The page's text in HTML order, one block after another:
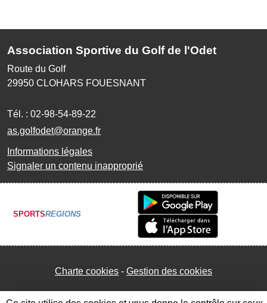
Association Sportive du Golf de l'Odet
Route du Golf
29950 CLOHARS FOUESNANT
Tél. : 02-98-54-89-22
as.golfodet@orange.fr
Informations légales
Signaler un contenu inapproprié
SPORTSREGIONS
Charte cookies Gestion des cookies